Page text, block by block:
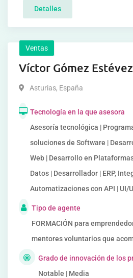
Detalles
Ventas
Víctor Gómez Estévez
Asturias, España
Tecnología en la que asesora
Asesoría tecnológica |
soluciones de Software |
Web | Desarrollo en
Datos | Desarrollador | ERP,
Automatizaciones con API | UI/
Tipo de agente
FORMACIÓN para
mentores voluntarios que
Grado de innovación de los
Notable | Media